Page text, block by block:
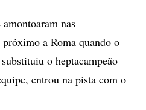
nas
a Roma quando o
o heptacampeão
entrou na pista com o